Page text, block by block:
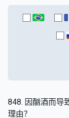
848. 因酗酒而导
理由？